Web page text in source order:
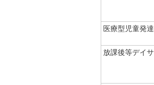
医療型児童発
放課後等デイ